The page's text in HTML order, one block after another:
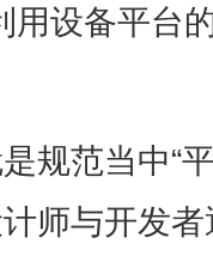
用设备平台
规范当中“
师与开发